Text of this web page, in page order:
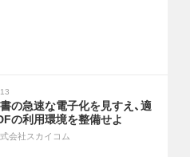
の急速な電子化を見すえ、適
の利用環境を整備せよ
会社スカイコム